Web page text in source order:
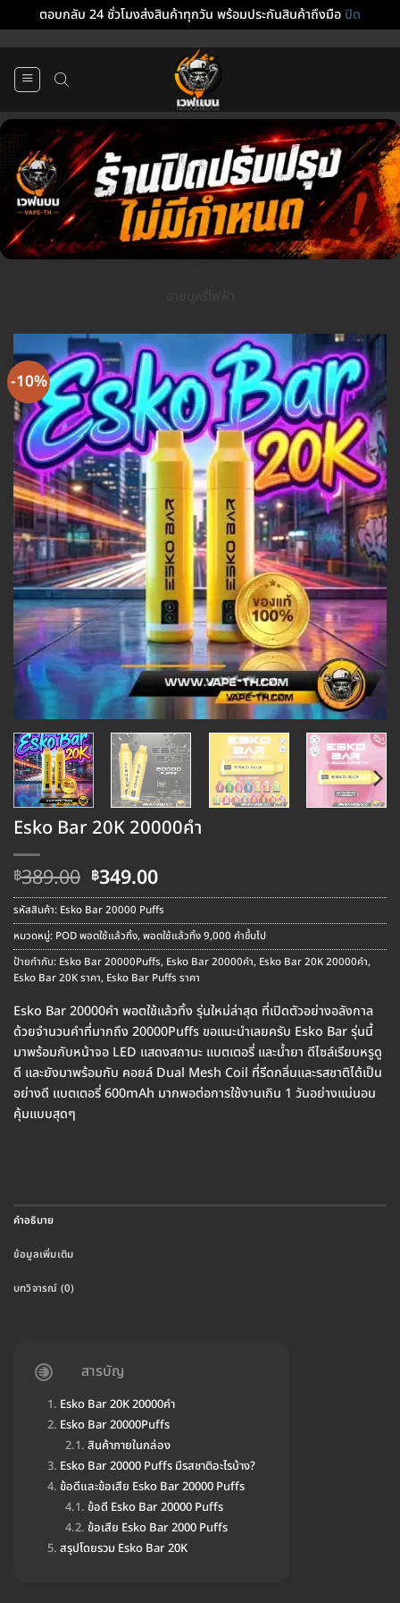
ตอบกลับ 24 ชั่วโมงส่งสินค้าทุกวัน พร้อมประกันสินค้าถึงมือปิด
-10%
Esko Bar 20K 20000คำ
฿389.00 Original
price
was:
฿389.00.
฿349.00Current
price
is:
฿349.00.
รหัสสินค้า: Esko Bar 20000 Puffs
หมวดหมู่: POD พอตใช้แล้วทิ้ง, พอตใช้แล้วทิ้ง 9,000 คำขึ้นไป
ป้ายกำกับ: Esko Bar 20000Puffs, Esko Bar 20000คำ, Esko Bar 20K 20000คำ,
Esko Bar 20K ราคา, Esko Bar Puffs ราคา
Esko Bar 20000คำ พอตใช้แล้วทิ้ง รุ่นใหม่ล่าสุด ที่เปิดตัวอย่างอลังกาล
ด้วยจำนวนคำที่มากถึง 20000Puffs ขอแนะนำเลยครับ Esko Bar รุ่นนี้
มาพร้อมกับหน้าจอ LED แสดงสถานะ แบตเตอรี่ และน้ำยา ดีไซล์เรียบหรูดู
ดี และยังมาพร้อมกับ คอยล์ Dual Mesh Coil ที่รีดกลิ่นและรสชาติได้เป็น
อย่างดี แบตเตอรี่ 600mAh มากพอต่อการใช้งานเกิน 1 วันอย่างแน่นอน
คุ้มแบบสุดๆ
คำอธิบาย
ข้อมูลเพิ่มเติม
บทวิจารณ์ (0)
สารบัญ
Esko Bar 20K 20000คำ
Esko Bar 20000Puffs
สินค้าภายในกล่อง
Esko Bar 20000 Puffs มีรสชาติอะไรบ้าง?
ข้อดีและข้อเสีย Esko Bar 20000 Puffs
ข้อดี Esko Bar 20000 Puffs
ข้อเสีย Esko Bar 2000 Puffs
สรุปโดยรวม Esko Bar 20K